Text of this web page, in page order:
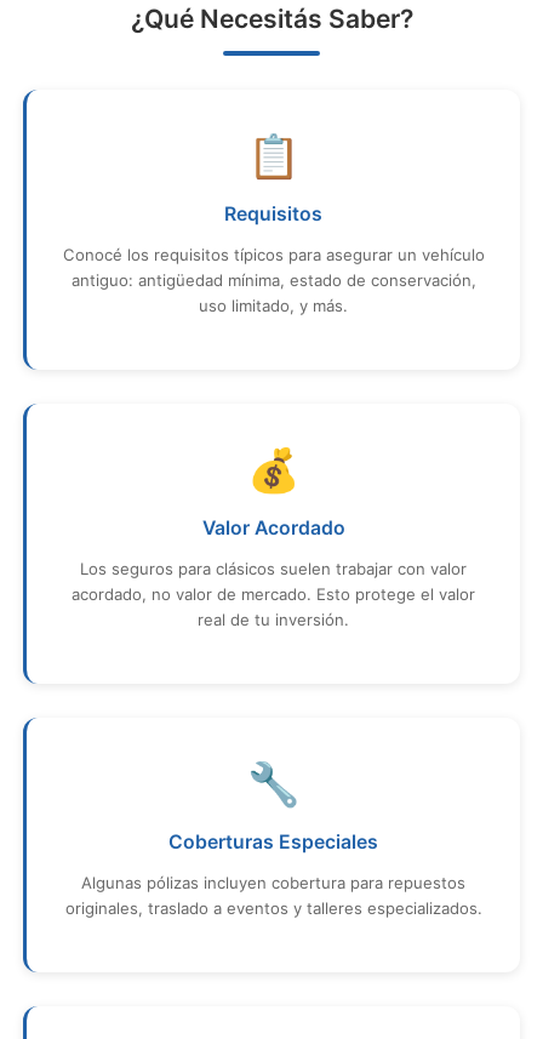
¿Qué Necesitás Saber?
📋
Requisitos
Conocé los requisitos típicos para asegurar un vehículo
antiguo: antigüedad mínima, estado de conservación,
uso limitado, y más.
💰
Valor Acordado
Los seguros para clásicos suelen trabajar con valor
acordado, no valor de mercado. Esto protege el valor
real de tu inversión.
🔧
Coberturas Especiales
Algunas pólizas incluyen cobertura para repuestos
originales, traslado a eventos y talleres especializados.